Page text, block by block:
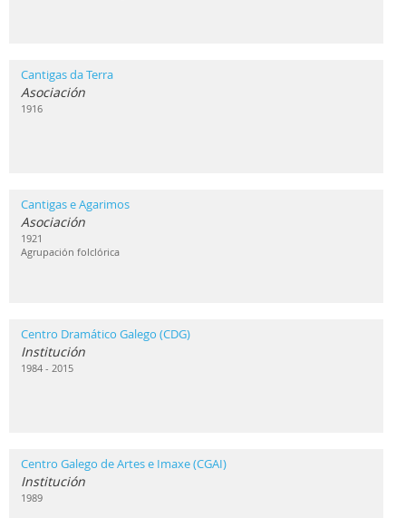
Cantigas da Terra
Asociación
1916
Cantigas e Agarimos
Asociación
1921
Agrupación folclórica
Centro Dramático Galego (CDG)
Institución
1984 - 2015
Centro Galego de Artes e Imaxe (CGAI)
Institución
1989